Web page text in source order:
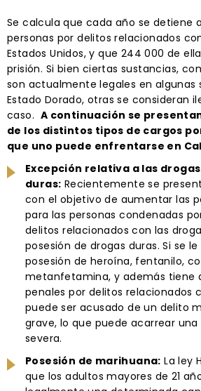
Se calcula que cada año se detiene a
personas por delitos relacionados
Estados Unidos, y que 244 000 de
prisión. Si bien ciertas sustancias,
son actualmente legales en algunas
Estado Dorado, otras se consideran
caso. A continuación se
de los distintos tipos de cargos
que uno puede enfrentarse en
Excepción relativa a las drogas
duras: Recientemente se
con el objetivo de aumentar las
para las personas condenadas
delitos relacionados con las
posesión de drogas duras. Si se
posesión de heroína, fentanilo,
metanfetamina, y además tiene
penales por delitos relacionados
puede ser acusado de un delito
grave, lo que puede acarrear
severa.
Posesión de marihuana: La ley
que los adultos mayores de 21